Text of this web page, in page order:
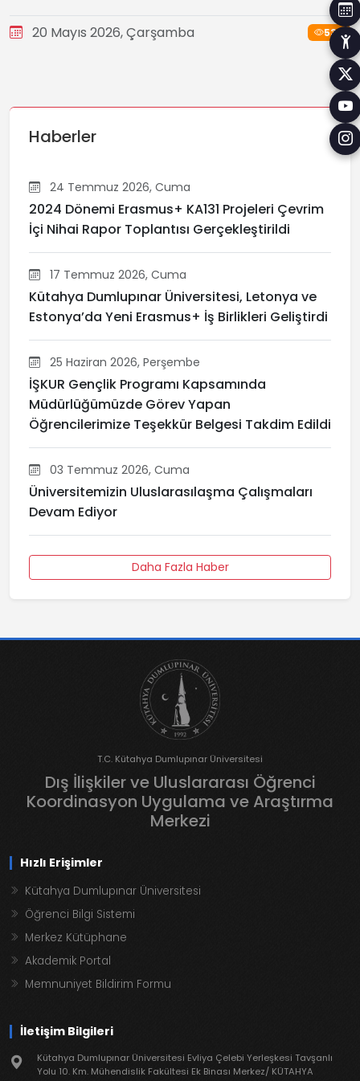
20 Mayıs 2026, Çarşamba 534
Haberler
24 Temmuz 2026, Cuma
2024 Dönemi Erasmus+ KA131 Projeleri Çevrim
İçi Nihai Rapor Toplantısı Gerçekleştirildi
17 Temmuz 2026, Cuma
Kütahya Dumlupınar Üniversitesi, Letonya ve
Estonya’da Yeni Erasmus+ İş Birlikleri Geliştirdi
25 Haziran 2026, Perşembe
İŞKUR Gençlik Programı Kapsamında
Müdürlüğümüzde Görev Yapan
Öğrencilerimize Teşekkür Belgesi Takdim Edildi
03 Temmuz 2026, Cuma
Üniversitemizin Uluslarasılaşma Çalışmaları
Devam Ediyor
Daha Fazla Haber
T.C. Kütahya Dumlupınar Üniversitesi
Dış İlişkiler ve Uluslararası Öğrenci
Koordinasyon Uygulama ve Araştırma
Merkezi
Hızlı Erişimler
Kütahya Dumlupınar Üniversitesi
Öğrenci Bilgi Sistemi
Merkez Kütüphane
Akademik Portal
Memnuniyet Bildirim Formu
İletişim Bilgileri
Kütahya Dumlupınar Üniversitesi Evliya Çelebi Yerleşkesi Tavşanlı
Yolu 10. Km. Mühendislik Fakültesi Ek Binası Merkez/ KÜTAHYA